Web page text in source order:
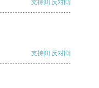
支持[0] 反对[0]
支持[0] 反对[0]